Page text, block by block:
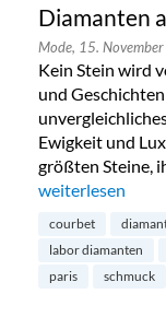
Diamanten
Mode, 15.
Kein Stein wird
und
Ewigkeit und
größten Steine,
„Diamanten aus
weiterlesen
courbet
labor diamanten
paris
schmuck